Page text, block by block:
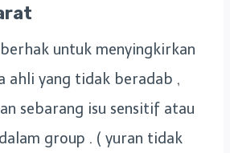
berhak untuk menyingkirkan
ahli yang tidak beradab ,
sebarang isu sensitif atau
group . ( yuran tidak